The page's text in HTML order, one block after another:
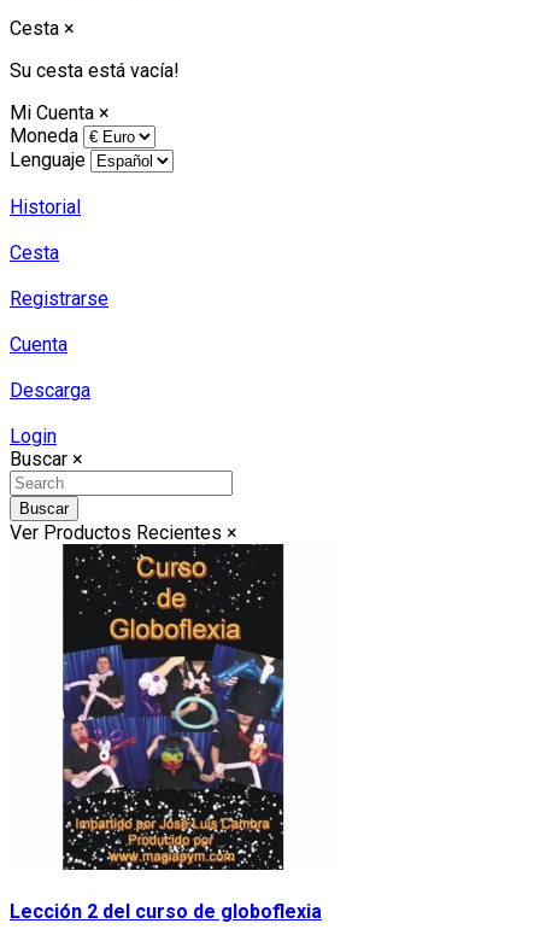
Cesta ×
Su cesta está vacía!
Mi Cuenta ×
Moneda
Lenguaje
Historial
Cesta
Registrarse
Cuenta
Descarga
Login
Buscar ×
Buscar
Ver Productos Recientes ×
Lección 2 del curso de globoflexia